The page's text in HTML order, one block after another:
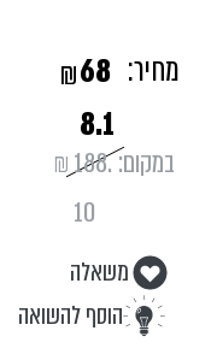
₪188.
10
במקום:
₪68
8.1
מחיר:
הוסף להשואה
משאלה